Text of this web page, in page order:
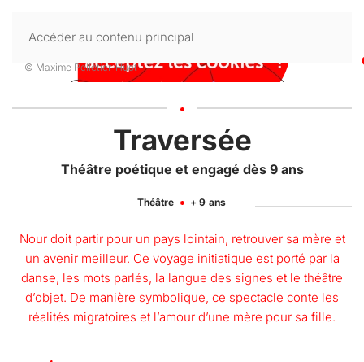
Accéder au contenu principal
© Maxime Pelletier-Huot-
Traversée
Théâtre poétique et engagé dès 9 ans
Théâtre + 9 ans
Nour doit partir pour un pays lointain, retrouver sa mère et
un avenir meilleur. Ce voyage initiatique est porté par la
danse, les mots parlés, la langue des signes et le théâtre
d’objet. De manière symbolique, ce spectacle conte les
réalités migratoires et l’amour d’une mère pour sa fille.